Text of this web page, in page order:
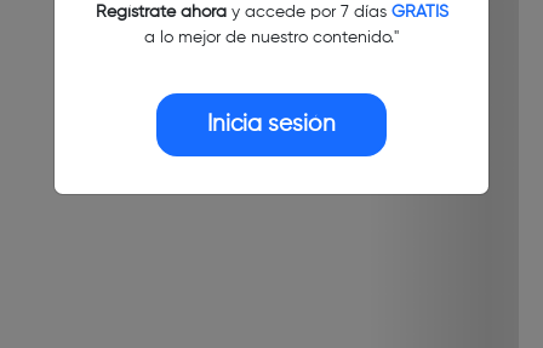
Regístrate ahoray accede por 7 días GRATIS
a lo mejor de nuestro contenido."
Inicia sesión